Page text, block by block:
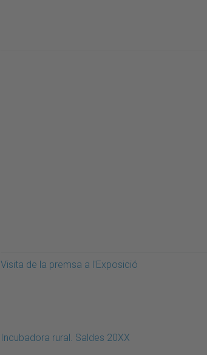
Visita de la premsa a l'Exposició
Incubadora rural. Saldes 20XX